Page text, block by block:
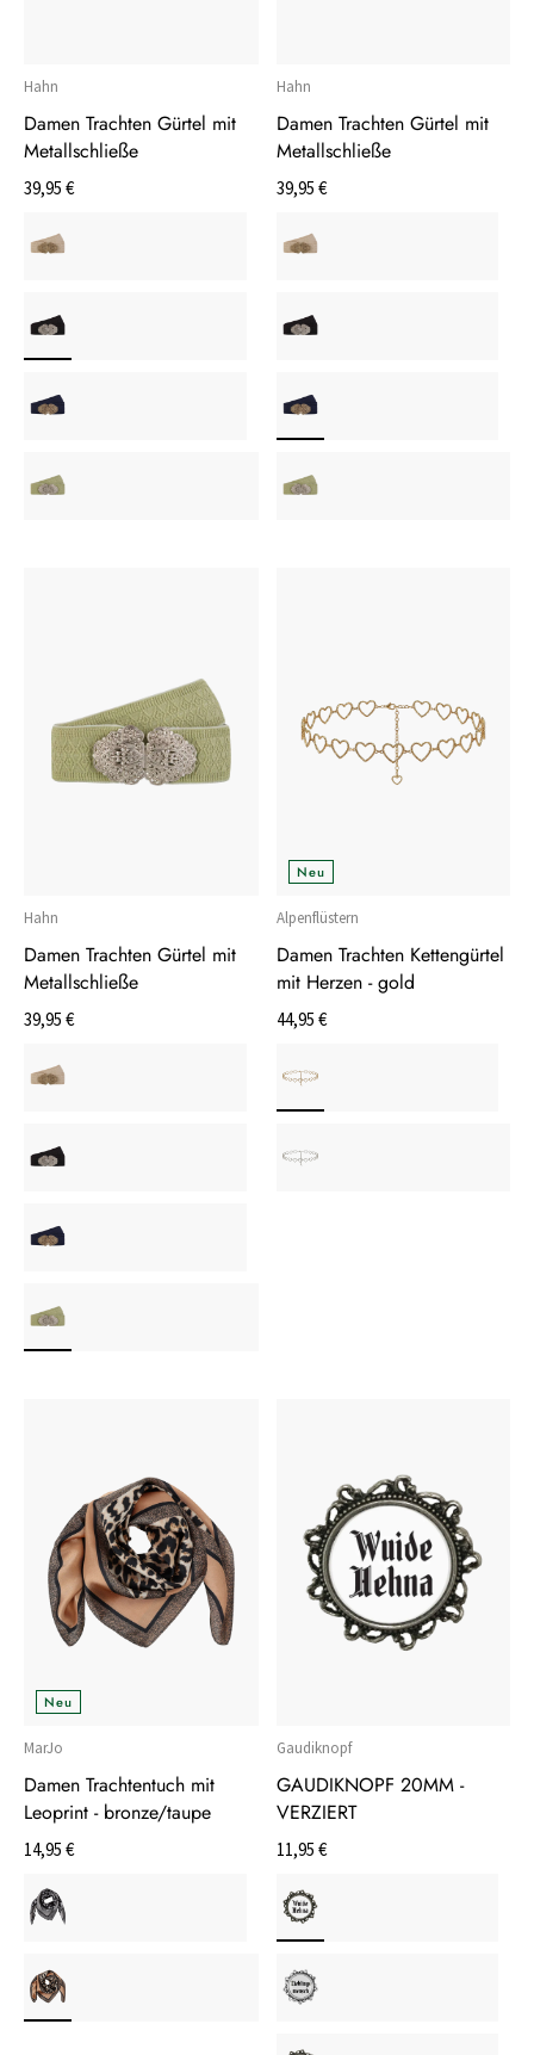
Hahn
Damen Trachten Gürtel mit
Metallschließe
39,95 €
Hahn
Damen Trachten Gürtel mit
Metallschließe
39,95 €
Hahn
Damen Trachten Gürtel mit
Metallschließe
39,95 €
Neu
Alpenflüstern
Damen Trachten Kettengürtel
mit Herzen - gold
44,95 €
Neu
MarJo
Damen Trachtentuch mit
Leoprint - bronze/taupe
14,95 €
Gaudiknopf
GAUDIKNOPF 20MM -
VERZIERT
11,95 €